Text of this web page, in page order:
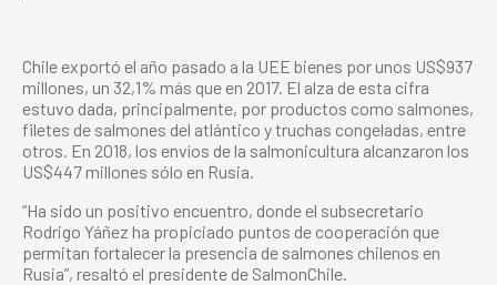
Chile exportó el año pasado a la UEE bienes por unos US$937
millones, un 32,1% más que en 2017. El alza de esta cifra
estuvo dada, principalmente, por productos como salmones,
filetes de salmones del atlántico y truchas congeladas, entre
otros. En 2018, los envíos de la salmonicultura alcanzaron los
US$447 millones sólo en Rusia.
“Ha sido un positivo encuentro, donde el subsecretario
Rodrigo Yáñez ha propiciado puntos de cooperación que
permitan fortalecer la presencia de salmones chilenos en
Rusia”, resaltó el presidente de SalmonChile.